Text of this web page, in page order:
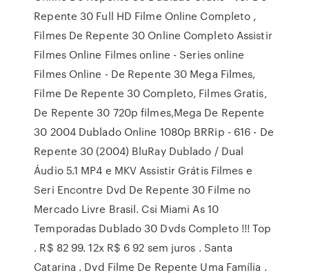
Repente 30 Full HD Filme Online Completo ,
Filmes De Repente 30 Online Completo Assistir
Filmes Online Filmes online - Series online
Filmes Online - De Repente 30 Mega Filmes,
Filme De Repente 30 Completo, Filmes Gratis,
De Repente 30 720p filmes,Mega De Repente
30 2004 Dublado Online 1080p BRRip - 616 - De
Repente 30 (2004) BluRay Dublado / Dual
Áudio 5.1 MP4 e MKV Assistir Grátis Filmes e
Seri Encontre Dvd De Repente 30 Filme no
Mercado Livre Brasil. Csi Miami As 10
Temporadas Dublado 30 Dvds Completo !!! Top
. R$ 82 99. 12x R$ 6 92 sem juros . Santa
Catarina . Dvd Filme De Repente Uma Família .